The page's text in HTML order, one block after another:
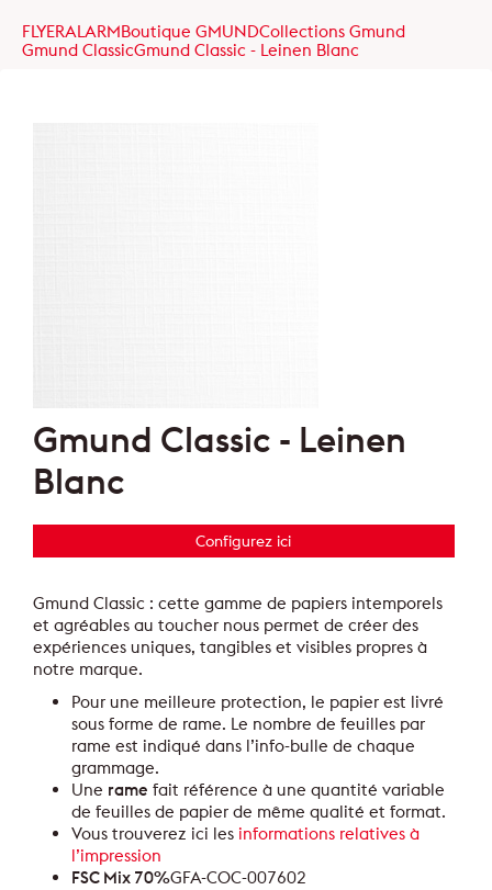
FLYERALARMBoutique GMUNDCollections Gmund
Gmund ClassicGmund Classic - Leinen Blanc
Gmund Classic - Leinen
Blanc
Configurez ici
Gmund Classic : cette gamme de papiers intemporels
et agréables au toucher nous permet de créer des
expériences uniques, tangibles et visibles propres à
notre marque.
Pour une meilleure protection, le papier est livré
sous forme de rame. Le nombre de feuilles par
rame est indiqué dans l’info-bulle de chaque
grammage.
Une rame fait référence à une quantité variable
de feuilles de papier de même qualité et format.
Vous trouverez ici les informations relatives à
l’impression
FSC Mix 70%GFA-COC-007602